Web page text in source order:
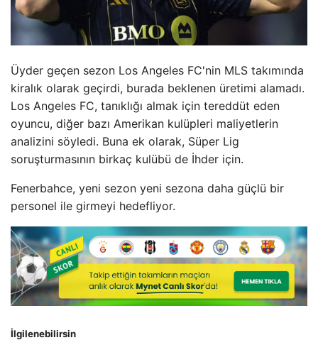
Üyder geçen sezon Los Angeles FC'nin MLS takımında
kiralık olarak geçirdi, burada beklenen üretimi alamadı.
Los Angeles FC, tanıklığı almak için tereddüt eden
oyuncu, diğer bazı Amerikan kulüpleri maliyetlerin
analizini söyledi. Buna ek olarak, Süper Lig
soruşturmasının birkaç kulübü de İhder için.
Fenerbahce, yeni sezon yeni sezona daha güçlü bir
personel ile girmeyi hedefliyor.
İlgilenebilirsin